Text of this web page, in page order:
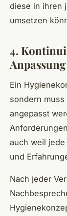
diese in ihren
umsetzen
4.
Ein
sondern
angepasst
auch weil
und
Nach jeder